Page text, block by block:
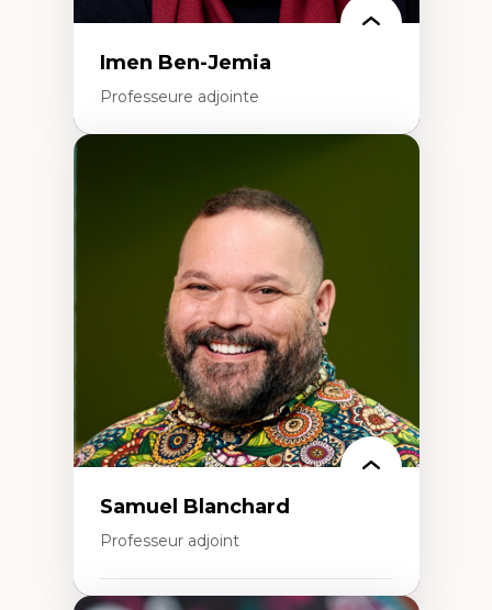
Imen Ben-Jemia
Professeure adjointe
Discours sur la ville et représentations
Mosquées, formes et usages au Canada
Reconnaissance et représentations des
communautés immigrantes dans l'espace
Design architectural et urbain
Patrimoine et patrimonialisation
Études postcoloniales et décolonisation des
savoirs
Samuel Blanchard
Professeur adjoint